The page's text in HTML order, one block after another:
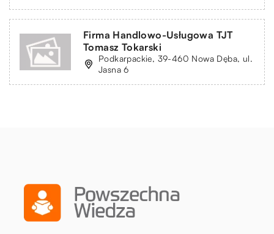
Firma Handlowo-Usługowa TJT
Tomasz Tokarski
Podkarpackie, 39-460 Nowa Dęba, ul.
Jasna 6